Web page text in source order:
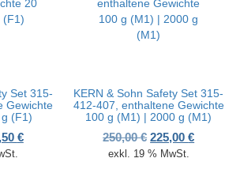
Set 315-
Gewichte
(F1)
Preis war: 215,00 €
€Aktueller Preis ist: 193,50 €.
KERN & Sohn Safety Set 315-
412-407, enthaltene Gewichte
100 g (M1) | 2000 g (M1)
250,00€ Ursprünglicher
225,00€
exkl. 19 % MwSt.